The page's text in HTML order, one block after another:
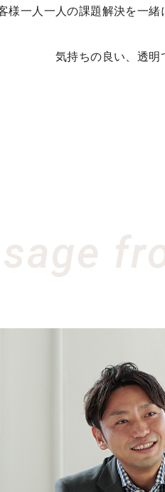
様一人一人の課題解決を一
気持ちの良い、透明